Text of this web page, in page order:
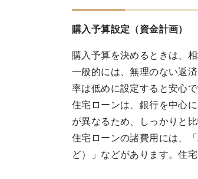
購入予算設定（資金計画
購入予算を決めるときは、
一般的には、無理のない返
率は低めに設定すると安心で
住宅ローンは、銀行を中心
が異なるため、しっかりと
住宅ローンの諸費用には、
ど）」などがあります。住